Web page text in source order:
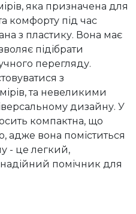
яка призначена для
комфорту під час
з пластику. Вона має
підібрати
перегляду.
з
та невеликими
дизайну. У
компактна, що
адже вона поміститься
- це легкий,
помічник для